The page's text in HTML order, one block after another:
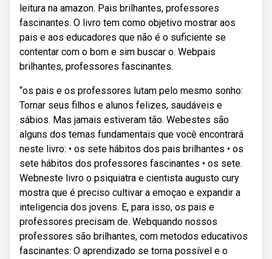
leitura na amazon. Pais brilhantes, professores
fascinantes. O livro tem como objetivo mostrar aos
pais e aos educadores que não é o suficiente se
contentar com o bom e sim buscar o. Webpais
brilhantes, professores fascinantes.
“os pais e os professores lutam pelo mesmo sonho:
Tornar seus filhos e alunos felizes, saudáveis e
sábios. Mas jamais estiveram tão. Webestes são
alguns dos temas fundamentais que você encontrará
neste livro: • os sete hábitos dos pais brilhantes • os
sete hábitos dos professores fascinantes • os sete.
Webneste livro o psiquiatra e cientista augusto cury
mostra que é preciso cultivar a emoçao e expandir a
inteligencia dos jovens. E, para isso, os pais e
professores precisam de. Webquando nossos
professores são brilhantes, com metodos educativos
fascinantes: O aprendizado se torna possível e o